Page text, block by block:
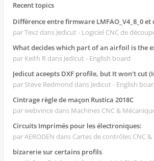
Recent topics
Différence entre firmware LMFAO_V4_8_0 et
par Tevz dans Jedicut - Logiciel CNC de
What decides which part of an airfoil is the
par Keith R dans Jedicut - English board
Jedicut aceepts DXF profile, but It won't cut
par Steve Redmond dans Jedicut - English
Cintrage règle de maçon Rustica 2018C
par webvince dans Machines CNC &
Circuits Imprimés pour les électroniques:
par AERODEN dans Cartes de contrôles CNC
bizarerie sur certains profils